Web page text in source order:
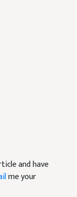
and have
me your